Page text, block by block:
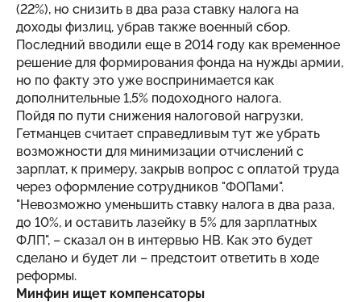
(22%), но снизить в два раза ставку налога на
доходы физлиц, убрав также военный сбор.
Последний вводили еще в 2014 году как временное
решение для формирования фонда на нужды армии,
но по факту это уже воспринимается как
дополнительные 1,5% подоходного налога.
Пойдя по пути снижения налоговой нагрузки,
Гетманцев считает справедливым тут же убрать
возможности для минимизации отчислений с
зарплат, к примеру, закрыв вопрос с оплатой труда
через оформление сотрудников "ФОПами".
"Невозможно уменьшить ставку налога в два раза,
до 10%, и оставить лазейку в 5% для зарплатных
ФЛП", – сказал он в интервью НВ. Как это будет
сделано и будет ли – предстоит ответить в ходе
реформы.
Минфин ищет компенсаторы